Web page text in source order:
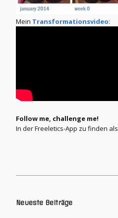
Mein Transformationsvideo:
Follow me, challenge me!
In der Freeletics-App zu finden als
Neueste Beiträge